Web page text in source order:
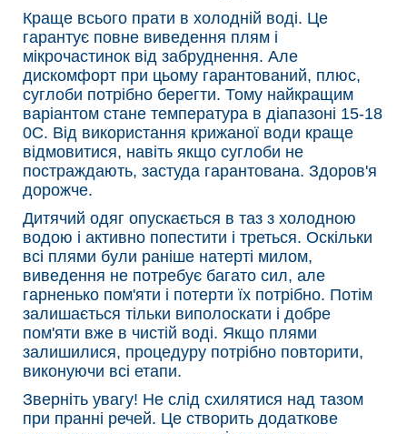
Краще всього прати в холодній воді. Це
гарантує повне виведення плям і
мікрочастинок від забруднення. Але
дискомфорт при цьому гарантований, плюс,
суглоби потрібно берегти. Тому найкращим
варіантом стане температура в діапазоні 15-18
0С. Від використання крижаної води краще
відмовитися, навіть якщо суглоби не
постраждають, застуда гарантована. Здоров'я
дорожче.
Дитячий одяг опускається в таз з холодною
водою і активно попестити і треться. Оскільки
всі плями були раніше натерті милом,
виведення не потребує багато сил, але
гарненько пом'яти і потерти їх потрібно. Потім
залишається тільки виполоскати і добре
пом'яти вже в чистій воді. Якщо плями
залишилися, процедуру потрібно повторити,
виконуючи всі етапи.
Зверніть увагу! Не слід схилятися над тазом
при пранні речей. Це створить додаткове